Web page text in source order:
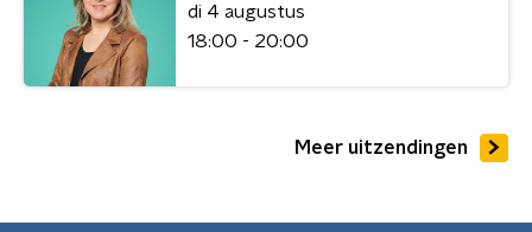
di 4 augustus
18:00 - 20:00
Meer uitzendingen